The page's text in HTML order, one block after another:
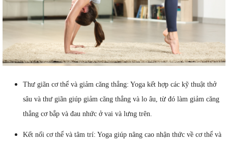
Thư giãn cơ thể và giảm căng thẳng: Yoga kết hợp các kỹ thuật thở
sâu và thư giãn giúp giảm căng thẳng và lo âu, từ đó làm giảm căng
thẳng cơ bắp và đau nhức ở vai và lưng trên.
Kết nối cơ thể và tâm trí: Yoga giúp nâng cao nhận thức về cơ thể và